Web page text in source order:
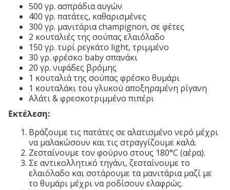
500 γρ. ασπράδια αυγών
400 γρ. πατάτες, καθαρισμένες
300 γρ. μανιτάρια champignon, σε φέτες
2 κουταλιές της σούπας ελαιόλαδο
150 γρ. τυρί ρεγκάτο light, τριμμένο
30 γρ. φρέσκο baby σπανάκι
20 γρ. νιφάδες βρόμης
1 κουταλιά της σούπας φρέσκο θυμάρι
1 κουταλάκι του γλυκού αποξηραμένη ρίγανη
Αλάτι & φρεσκοτριμμένο πιπέρι
Εκτέλεση:
Βράζουμε τις πατάτες σε αλατισμένο νερό μέχρι
να μαλακώσουν και τις στραγγίζουμε καλά.
Ζεσταίνουμε τον φούρνο στους 180°C (αέρα).
Σε αντικολλητικό τηγάνι, ζεσταίνουμε το
ελαιόλαδο και σοτάρουμε τα μανιτάρια μαζί με
το θυμάρι μέχρι να ροδίσουν ελαφρώς.